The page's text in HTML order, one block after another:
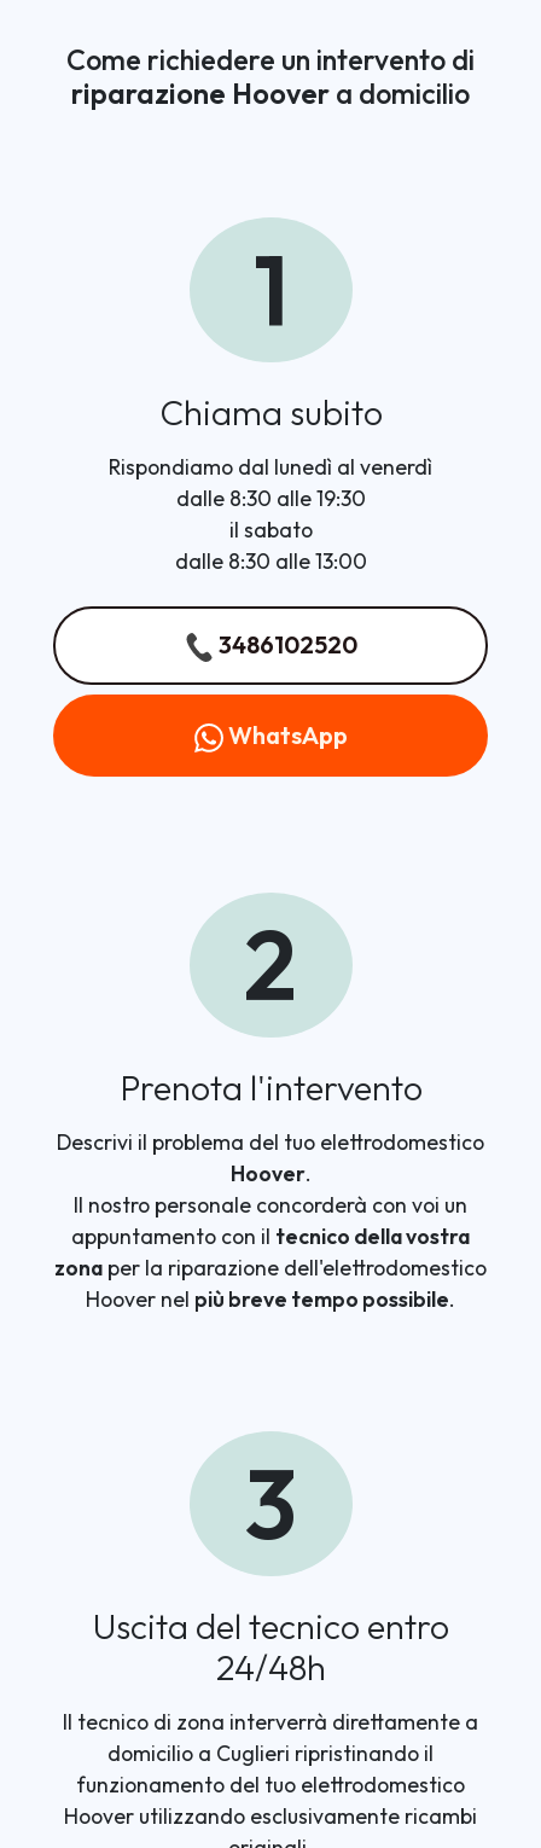
Come richiedere un intervento di
riparazione Hoover a domicilio
1
Chiama subito
Rispondiamo dal lunedì al venerdì
dalle 8:30 alle 19:30
il sabato
dalle 8:30 alle 13:00
3486102520
WhatsApp
2
Prenota l'intervento
Descrivi il problema del tuo elettrodomestico
Hoover.
Il nostro personale concorderà con voi un
appuntamento con il tecnico della vostra
zona per la riparazione dell'elettrodomestico
Hoover nel più breve tempo possibile.
3
Uscita del tecnico entro
24/48h
Il tecnico di zona interverrà direttamente a
domicilio a Cuglieri ripristinando il
funzionamento del tuo elettrodomestico
Hoover utilizzando esclusivamente ricambi